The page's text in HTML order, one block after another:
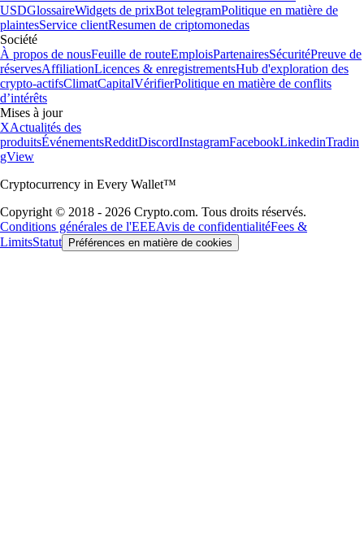
USDGlossaireWidgets de prixBot telegramPolitique en matière de
plaintesService clientResumen de criptomonedas
Société
À propos de nousFeuille de routeEmploisPartenairesSécuritéPreuve de
réservesAffiliationLicences & enregistrementsHub d'exploration des
crypto-actifsClimatCapitalVérifierPolitique en matière de conflits
d’intérêts
Mises à jour
XActualités des
produitsÉvénementsRedditDiscordInstagramFacebookLinkedinTradin
gView
Cryptocurrency in Every Wallet™
Copyright © 2018 - 2026 Crypto.com. Tous droits réservés.
Conditions générales de l'EEEAvis de confidentialitéFees &
LimitsStatut Préférences en matière de cookies